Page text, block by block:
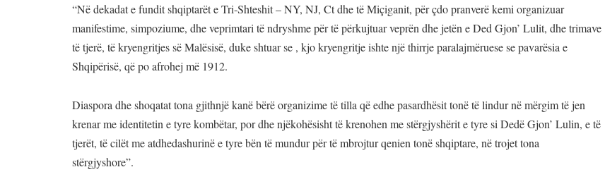
“Në dekadat e fundit shqiptarët e Tri-Shteshit – NY, NJ, Ct dhe të Miçiganit, për çdo pranverë kemi organizuar
manifestime, simpoziume, dhe veprimtari të ndryshme për të përkujtuar veprën dhe jetën e Ded Gjon’ Lulit, dhe trimave
të tjerë, të kryengritjes së Malësisë, duke shtuar se , kjo kryengritje ishte një thirrje paralajmëruese se pavarësia e
Shqipërisë, që po afrohej më 1912.
Diaspora dhe shoqatat tona gjithnjë kanë bërë organizime të tilla që edhe pasardhësit tonë të lindur në mërgim të jen
krenar me identitetin e tyre kombëtar, por dhe njëkohësisht të krenohen me stërgjyshërit e tyre si Dedë Gjon’ Lulin, e të
tjerët, të cilët me atdhedashurinë e tyre bën të mundur për të mbrojtur qenien tonë shqiptare, në trojet tona
stërgjyshore”.